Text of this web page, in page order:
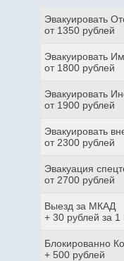
Эвакуировать
от 1350 рублей
Эвакуировать
от 1800 рублей
Эвакуировать
от 1900 рублей
Эвакуировать
от 2300 рублей
Эвакуация
от 2700 рублей
Выезд за МКАД
+ 30 рублей за
Блокированно
+ 500 рублей